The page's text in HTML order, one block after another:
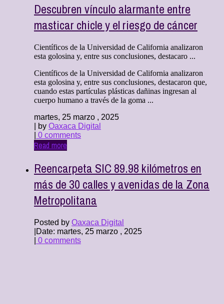
Descubren vínculo alarmante entre
masticar chicle y el riesgo de cáncer
Científicos de la Universidad de California analizaron
esta golosina y, entre sus conclusiones, destacaro ...
Científicos de la Universidad de California analizaron
esta golosina y, entre sus conclusiones, destacaron que,
cuando estas partículas plásticas dañinas ingresan al
cuerpo humano a través de la goma ...
martes, 25 marzo , 2025
| by Oaxaca Digital
0 comments
Read more
Reencarpeta SIC 89.98 kilómetros en
más de 30 calles y avenidas de la Zona
Metropolitana
Posted by Oaxaca Digital
Date: martes, 25 marzo , 2025
0 comments